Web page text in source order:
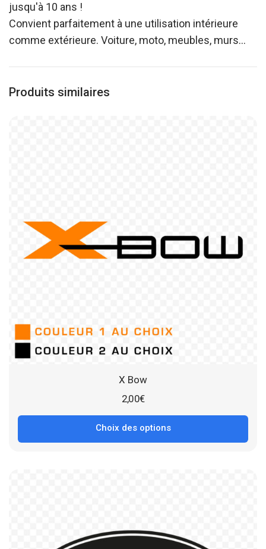
jusqu'à 10 ans !
Convient parfaitement à une utilisation intérieure
comme extérieure. Voiture, moto, meubles, murs…
Produits similaires
X Bow
2,00€
Choix des options